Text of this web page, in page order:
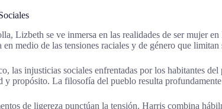
Lizbeth se ve inmersa en las realidades de ser mujer
medio de las tensiones raciales y de género que
las injusticias sociales enfrentadas por los habitantes
y propósito. La filosofía del pueblo resulta
de ligereza punctúan la tensión. Harris combina